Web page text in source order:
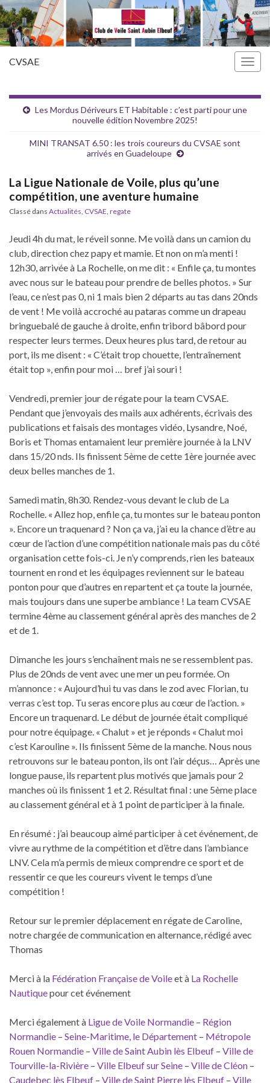
CVSAE
Les Mordus Dériveurs ET Habitable : c’est parti pour une
nouvelle édition Novembre 2025!
MINI TRANSAT 6.50 : les trois coureurs du CVSAE sont
arrivés en Guadeloupe
La Ligue Nationale de Voile, plus qu’une
compétition, une aventure humaine
Classé dans Actualités CVSAE regate
Jeudi 4h du mat, le réveil sonne. Me voilà dans un camion du
club, direction chez papy et mamie. Et non on m’a menti !
12h30, arrivée à La Rochelle, on me dit : « Enfile ça, tu montes
avec nous sur le bateau pour prendre de belles photos. » Sur
l’eau, ce n’est pas 0, ni 1 mais bien 2 départs au tas dans 20nds
de vent ! Me voilà accroché au pataras comme un drapeau
bringuebalé de gauche à droite, enfin tribord bâbord pour
respecter leurs termes. Deux heures plus tard, de retour au
port, ils me disent : « C’était trop chouette, l’entraînement
était top », enfin pour moi … bref j’ai souri !
Vendredi, premier jour de régate pour la team CVSAE.
Pendant que j’envoyais des mails aux adhérents, écrivais des
publications et faisais des montages vidéo, Lysandre, Noé,
Boris et Thomas entamaient leur première journée à la LNV
dans 15/20 nds. Ils finissent 5ème de cette 1ère journée avec
deux belles manches de 1.
Samedi matin, 8h30. Rendez-vous devant le club de La
Rochelle. « Allez hop, enfile ça, tu montes sur le bateau ponton
». Encore un traquenard ? Non ça va, j’ai eu la chance d’être au
cœur de l’action d’une compétition nationale mais pas du côté
organisation cette fois-ci. Je n’y comprends, rien les bateaux
tournent en rond et les équipages reviennent sur le bateau
ponton pour que d’autres en repartent et ça toute la journée,
mais toujours dans une superbe ambiance ! La team CVSAE
termine 4ème au classement général après des manches de 2
et de 1.
Dimanche les jours s’enchaînent mais ne se ressemblent pas.
Plus de 20nds de vent avec une mer un peu formée. On
m’annonce : « Aujourd’hui tu vas dans le zod avec Florian, tu
verras c’est top. Tu seras encore plus au cœur de l’action. »
Encore un traquenard. Le début de journée était compliqué
pour notre équipage. « Chalut » et je réponds « Chalut moi
c’est Karouline ». Ils finissent 5ème de la manche. Nous nous
retrouvons sur le bateau ponton, ils ont l’air déçus… Après une
longue pause, ils repartent plus motivés que jamais pour 2
manches où ils finissent 1 et 2. Résultat final : une 5ème place
au classement général et à 1 point de participer à la finale.
En résumé : j’ai beaucoup aimé participer à cet événement, de
vivre au rythme de la compétition et d’être dans l’ambiance
LNV. Cela m’a permis de mieux comprendre ce sport et de
ressentir ce que les coureurs vivent le temps d’une
compétition !
Retour sur le premier déplacement en régate de Caroline,
notre chargée de communication en alternance, rédigé avec
Thomas
Merci à la Fédération Française de Voileet à La Rochelle
Nautiquepour cet événement
Merci également à Ligue de Voile Normandie – Région
Normandie – Seine-Maritime, le Département – Métropole
Rouen Normandie – Ville de Saint Aubin lès Elbeuf – Ville de
Tourville-la-Rivière – Ville Elbeuf sur Seine – Ville de Cléon –
Caudebec lès Elbeuf – Ville de Saint Pierre lès Elbeuf – Ville